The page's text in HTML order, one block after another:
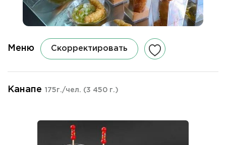
Меню Скорректировать
Канапе 175г./чел. (3 450 г.)